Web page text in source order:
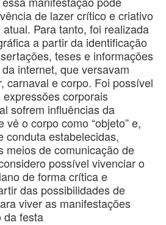
de lazer crítico e criativo
Para tanto, foi realizada
a partir da identificação
teses e informações
internet, que versavam
carnaval e corpo. Foi possível
corporais
sofrem influências da
vê o corpo como “objeto” e,
conduta estabelecidas,
meios de comunicação de
possível vivenciar o
de forma crítica e
das possibilidades de
viver as manifestações
da festa